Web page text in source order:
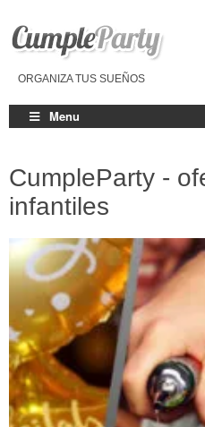
ORGANIZA TUS SUEÑOS
Menu
CumpleParty -
infantiles